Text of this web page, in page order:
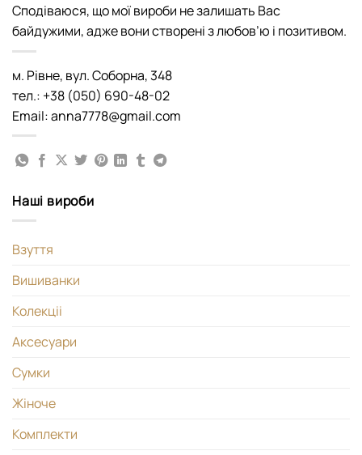
Сподіваюся, що мої вироби не залишать Вас
байдужими, адже вони створені з любов’ю і позитивом.
м. Рівне, вул. Соборна, 348
тел.: +38 (050) 690-48-02
Email: anna7778@gmail.com
Наші вироби
Взуття
Вишиванки
Колекціі
Аксесуари
Сумки
Жіноче
Комплекти